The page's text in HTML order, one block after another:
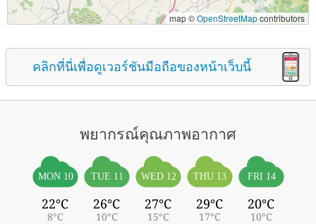
map ©OpenStreetMapcontributors
คลิกที่นี่เพื่อดูเวอร์ชันมือถือของหน้าเว็บนี้
พยากรณ์คุณภาพอากาศ
MON 10
22°C
8°C
TUE 11
26°C
10°C
WED 12
27°C
15°C
THU 13
29°C
17°C
FRI 14
20°C
10°C